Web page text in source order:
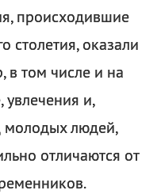
происходившие
столетия, оказали
в том числе и на
увлечения и,
молодых людей,
отличаются от